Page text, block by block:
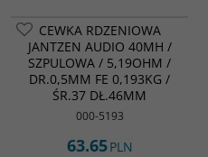
CEWKA RDZENIOWA
JANTZEN AUDIO 40MH /
SZPULOWA / 5,19OHM /
DR.0,5MM FE 0,193KG /
ŚR.37 DŁ.46MM
000-5193
63.65PLN